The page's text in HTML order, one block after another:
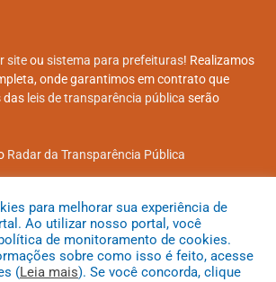
siteou sistema para prefeituras! Realizamos
onde garantimos em contrato que
das leis de transparência pública serão
Radar da Transparência Pública
reservados a Prefeitura Municipal de Coroatá
para melhorar sua experiência de
Ao utilizar nosso portal, você
de monitoramento de cookies.
sobre como isso é feito, acesse
(Leia mais). Se você concorda, clique